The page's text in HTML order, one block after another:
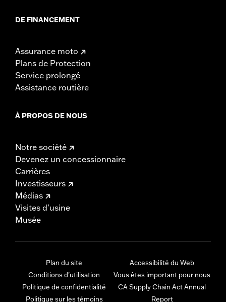
DE FINANCEMENT
Assurance moto
Plans de Protection
Service prolongé
Assistance routière
À PROPOS DE NOUS
Notre société
Devenez un concessionnaire
Carrières
Investisseurs
Médias
Visites d'usine
Musée
Plan du site
Conditions d'utilisation
Politique de confidentialité
Politique sur les témoins
Accessibilité du Web
Vous êtes important pour nous
CA Supply Chain Act Annual
Report